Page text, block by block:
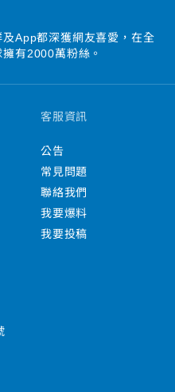
App都深獲網友喜愛，在全
有2000萬粉絲。
客服資訊
公告
常見問題
聯絡我們
我要爆料
我要投稿